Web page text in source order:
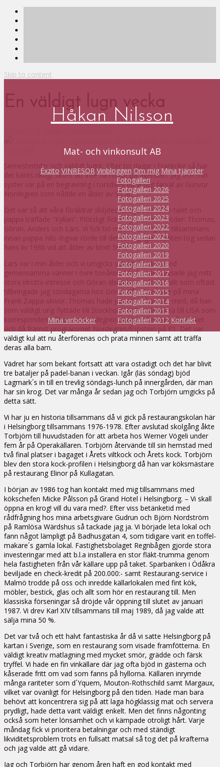
Skip to content
Håkan Nilsson
Mat- och vinkonsult AB
Éxzito VINRESOR Vinbloggen Om mig Mina tjänster
Mina vinböcker
Fotogalleri
Fotogalleri 2026
Fotogalleri 2025
Fotogalleri 2024
Fotogalleri 2023
Fotogalleri 2022
Fotogalleri 2021
Fotogalleri 2020
Fotogalleri 2019
Fotogalleri 2018
Fotogalleri 2017
Fotogalleri 2016
Fotogalleri 2015
Fotogalleri 2014
Fotogalleri 2013
Fotogalleri 2012 Kontakt
En väldigt lugn vecka
Semestertider och väldigt lugnt. Efter tio dagar i Frankrike så har
det känts riktigt skönt att inte ha något på agendan. Jag och min
syster var på en begravning i torsdags då vi tog farväl av Gunvor
Nordegren som nådde en ålder av 95 år.
Det var så att våra föräldrar skiljdes i början av 1970-talet och
pappa träffade ”Kyllan”. Plötsligt fick vi fyra bonus-bröder: Thomas,
Göran, Anders och Lars. Vi fick tio mycket trevliga år tillsammans
innan pappa Nils-Ingvar rörde till det för sig igen. Spriten tog sedan
hans liv 1986 vid att ålder av blott 56 år.
Lars var i min ålder och vi umgicks väldigt mycket med
gemensamma vänner i övre tonåren. Med Anders delade jag mitt
stora idrotts-intresse och Göran älskade musik och allt som oftast
tillbringade jag söndagarna hos Göran då vi lyssnade på mina
Frank Zappa-skivor. Thomas hade jag minst kontakt med, då han
som väldigt ung flyttade till Stockholm och sedermera till USA som
korrespondent. Thomas Nordegren har man lyssnat på mycket
och då främst programmet Nordegren/Espstein på P1. Det var
väldigt kul att nu återförenas och prata minnen samt att träffa
deras alla barn.
Vädret har som bekant fortsatt att vara ostadigt och det har blivit
tre bataljer på padel-banan i veckan. Igår (läs söndag) bjöd
Lagmark´s in till en trevlig söndags-lunch på innergården, där man
har sin krog. Det var många år sedan jag och Torbjörn umgicks på
detta sätt.
Vi har ju en historia tillsammans då vi gick på restaurangskolan här
i Helsingborg tillsammans 1976-1978. Efter avslutad skolgång åkte
Torbjörn till huvudstaden för att arbeta hos Werner Vögeli under
fem år på Operakällaren. Torbjörn återvände till sin hemstad med
två final platser i bagaget i Årets viltkock och Årets kock. Torbjörn
blev den stora kock-profilen i Helsingborg då han var köksmästare
på restaurang Elinor på Kullagatan.
I början av 1986 tog han kontakt med mig tillsammans med
kökschefen Micke Pålsson på Grand Hotel i Helsingborg. – Vi skall
öppna en krog! vill du vara med?. Efter viss betänketid med
rådfrågning hos mina arbetsgivare Gudrun och Björn Nordström
på Ramlösa Wärdshus så tackade jag ja. Vi började leta lokal och
fann något lämpligt på Badhusgatan 4, som tidigare varit en toffel-
makare´s gamla lokal. Fastighetsbolaget Regnbågen gjorde stora
investeringar med att b.l.a installera en stor fläkt-trumma genom
hela fastigheten från vår källare upp på taket. Sparbanken i Ödåkra
beviljade en check-kredit på 200.000:- samt Restaurang-service i
Malmö trodde på oss och inredde källarlokalen med fint kök,
möbler, bestick, glas och allt som hör en restaurang till. Men
klassiska förseningar så dröjde vår öppning till slutet av januari
1987. Vi drev Karl XIV tillsammans till maj 1989, då jag valde att
sälja mina 50 %.
Det var två och ett halvt fantastiska år då vi satte Helsingborg på
kartan i Sverige, som en restaurang som visade framfötterna. En
väldigt kreativ matlagning med mycket smör, grädde och färsk
tryffel. Vi hade en fin vinkällare där jag ofta bjöd in gästerna och
kåserade fritt om vad som fanns på hyllorna. Källaren inrymde
många rariteter som d´Yquem, Mouton-Rothschild samt Margaux,
vilket var ovanligt för Helsingborg på den tiden. Hade man bara
behövt att koncentrera sig på att laga högklassig mat och servera
prydligt, hade detta varit väldigt enkelt. Men det finns någonting
också som heter lönsamhet och vi kämpade otroligt hårt. Varje
måndag fick vi prioritera betalningar och med ständigt
likviditetsproblem trots en fullsatt matsal så tog det på krafterna
och jag valde att gå vidare.
Jag och Torbjörn har genom åren haft en god kontakt med